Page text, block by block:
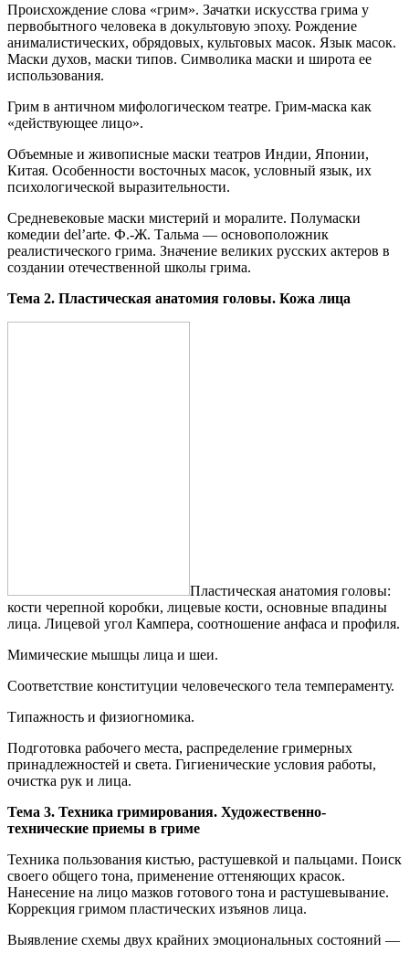
Происхождение слова «грим». Зачатки искусства грима у
первобытного человека в докультовую эпоху. Рождение
анималистических, обрядовых, культовых масок. Язык масок.
Маски духов, маски типов. Символика маски и широта ее
использования.
Грим в античном мифологическом театре. Грим-маска как
«действующее лицо».
Объемные и живописные маски театров Индии, Японии,
Китая. Особенности восточных масок, условный язык, их
психологической выразительности.
Средневековые маски мистерий и моралите. Полумаски
комедии del’arte. Ф.-Ж. Тальма — основоположник
реалистического грима. Значение великих русских актеров в
создании отечественной школы грима.
Тема 2. Пластическая анатомия головы. Кожа лица
Пластическая анатомия головы:
кости черепной коробки, лицевые кости, основные впадины
лица. Лицевой угол Кампера, соотношение анфаса и профиля.
Мимические мышцы лица и шеи.
Соответствие конституции человеческого тела темпераменту.
Типажность и физиогномика.
Подготовка рабочего места, распределение гримерных
принадлежностей и света. Гигиенические условия работы,
очистка рук и лица.
Тема 3. Техника гримирования. Художественно-
технические приемы в гриме
Техника пользования кистью, растушевкой и пальцами. Поиск
своего общего тона, применение оттеняющих красок.
Нанесение на лицо мазков готового тона и растушевывание.
Коррекция гримом пластических изъянов лица.
Выявление схемы двух крайних эмоциональных состояний —